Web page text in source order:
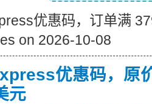
优惠码，订单满
on 2026-10-08
优惠码，原
元